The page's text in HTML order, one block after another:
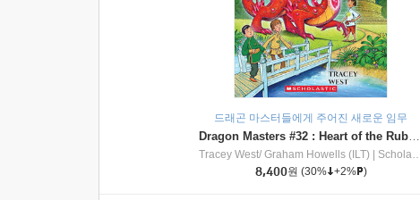
드래곤 마스터들에게 주어진 새로운 임무
Dragon Masters #32 : Heart of the Ruby Dragon (A Branches Book)
Tracey West/ Graham Howells (ILT)
Scholastic Inc
8,400원 (30% +2% )